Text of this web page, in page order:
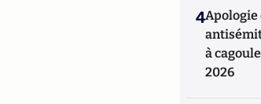
4
à
2026